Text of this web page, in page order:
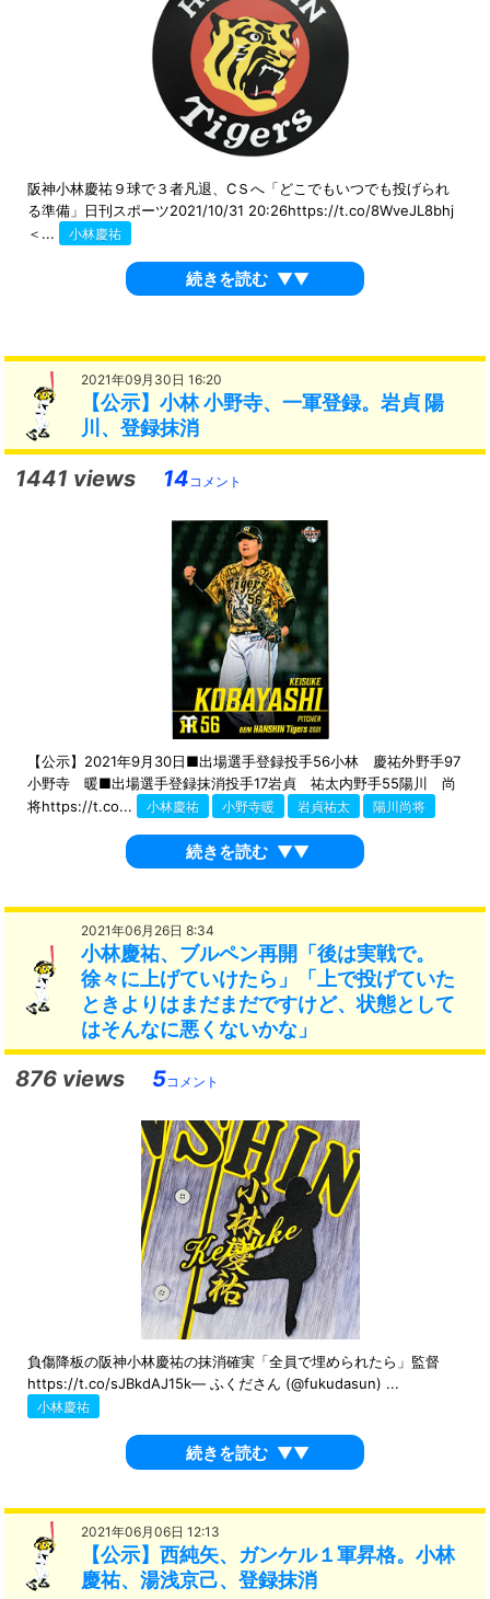
阪神小林慶祐９球で３者凡退、CＳへ「どこでもいつでも投げられ
る準備」日刊スポーツ2021/10/31 20:26https://t.co/8WveJL8bhj
＜...
小林慶祐
続きを読む ▼▼
2021年09月30日 16:20
【公示】小林 小野寺、一軍登録。岩貞 陽
川、登録抹消
1441 views 14 コメント
【公示】2021年9月30日■出場選手登録投手56小林 慶祐外野手97
小野寺 暖■出場選手登録抹消投手17岩貞 祐太内野手55陽川 尚
将https://t.co...
小林慶祐 小野寺暖 岩貞祐太 陽川尚将
続きを読む ▼▼
2021年06月26日 8:34
小林慶祐、ブルペン再開「後は実戦で。
徐々に上げていけたら」「上で投げていた
ときよりはまだまだですけど、状態として
はそんなに悪くないかな」
876 views 5コメント
負傷降板の阪神小林慶祐の抹消確実「全員で埋められたら」監督
https://t.co/sJBkdAJ15k— ふくださん (@fukudasun) ...
小林慶祐
続きを読む ▼▼
2021年06月06日 12:13
【公示】西純矢、ガンケル１軍昇格。小林
慶祐、湯浅京己、登録抹消